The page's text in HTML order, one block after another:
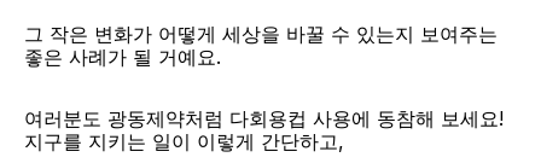
그 작은 변화가 어떻게 세상을 바꿀 수 있는지 보여주는
좋은 사례가 될 거예요.
여러분도 광동제약처럼 다회용컵 사용에 동참해 보세요!
지구를 지키는 일이 이렇게 간단하고,